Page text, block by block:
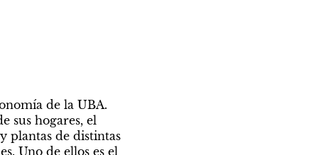
de la UBA.
sus hogares, el
plantas de distintas
Uno de ellos es el